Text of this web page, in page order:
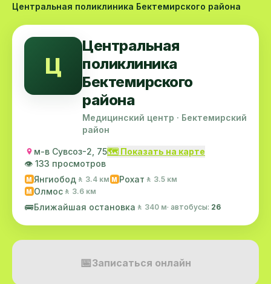
Центральная поликлиника Бектемирского района
Ц
Центральная
поликлиника
Бектемирского
района
Медицинский центр · Бектемирский
район
м-в Сувсоз-2, 75🗺️ Показать на карте
👁️ 133 просмотров
M Янгиобод 🚶 3.4 км M Рохат 🚶 3.5 км
M Олмос 🚶 3.6 км
🚌Ближайшая остановка 🚶 340 м· автобусы: 26
📅Записаться онлайн